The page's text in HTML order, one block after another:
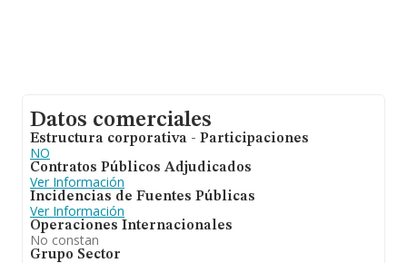
Datos comerciales
Estructura corporativa - Participaciones
NO
Contratos Públicos Adjudicados
Ver Información
Incidencias de Fuentes Públicas
Ver Información
Operaciones Internacionales
No constan
Grupo Sector